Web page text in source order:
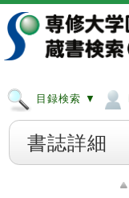
目録検索 ▼
書誌詳細